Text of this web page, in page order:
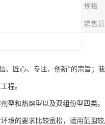
规格
销售范
、匠心、专注、创新”的宗旨；
程。
型和热熔型以及双组份型四类。
境的要求比较宽松，适用范围